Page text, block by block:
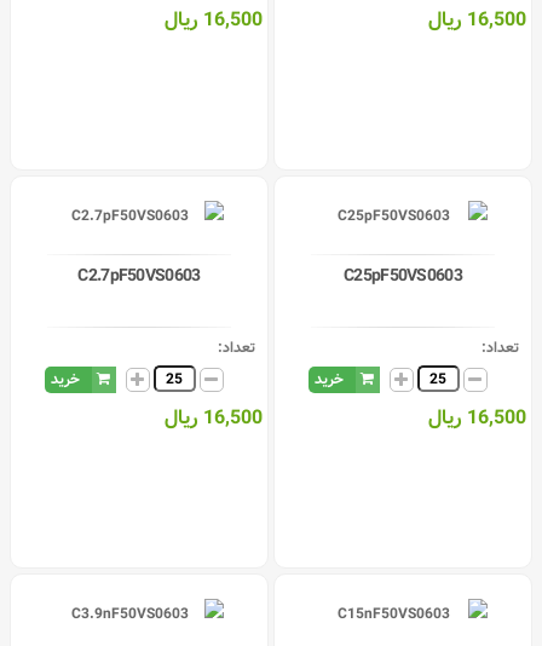
16,500 ریال 16,500 ریال
C25pF50VS0603
تعداد:
خرید
16,500 ریال
C2.7pF50VS0603
تعداد:
خرید
16,500 ریال